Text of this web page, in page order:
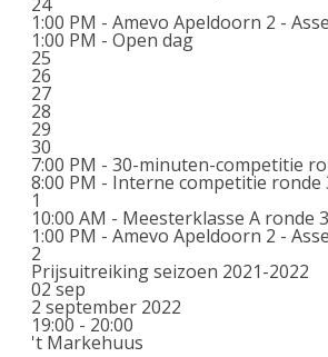
1:00 PM - Amevo Apeldoorn 2 -
1:00 PM - Open dag
25
26
27
28
29
30
7:00 PM - 30-minuten-competitie
8:00 PM - Interne competitie ronde
1
10:00 AM - Meesterklasse A ronde
1:00 PM - Amevo Apeldoorn 2 -
2
Prijsuitreiking seizoen 2021-2022
02 sep
2 september 2022
19:00 - 20:00
't Markehuus